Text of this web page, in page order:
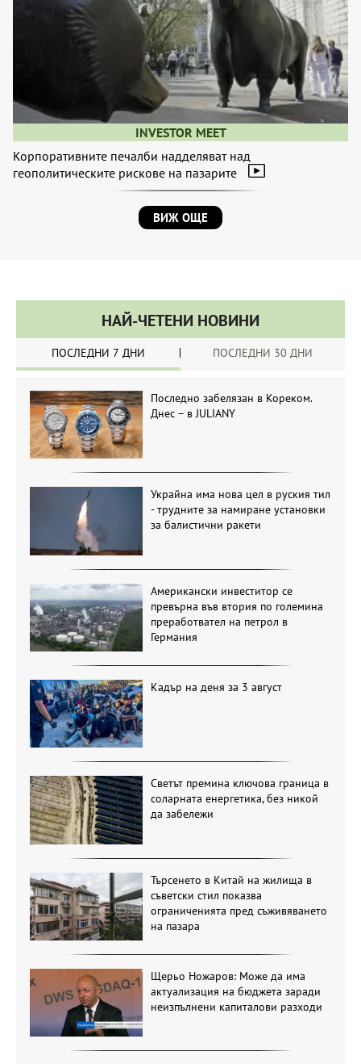
INVESTOR MEET
Корпоративните печалби надделяват над
геополитическите рискове на пазарите
ВИЖ ОЩЕ
НАЙ-ЧЕТЕНИ НОВИНИ
ПОСЛЕДНИ 7 ДНИ ПОСЛЕДНИ 30 ДНИ
Последно забелязан в Кореком.
Днес – в JULIANY
Украйна има нова цел в руския тил
- трудните за намиране установки
за балистични ракети
Американски инвеститор се
превърна във втория по големина
преработвател на петрол в
Германия
Кадър на деня за 3 август
Светът премина ключова граница в
соларната енергетика, без никой
да забележи
Търсенето в Китай на жилища в
съветски стил показва
ограниченията пред съживяването
на пазара
Щерьо Ножаров: Може да има
актуализация на бюджета заради
неизпълнени капиталови разходи